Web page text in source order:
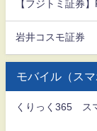
【フジトミ証券
岩井コスモ証券
モバイル（ス
くりっく365 ス